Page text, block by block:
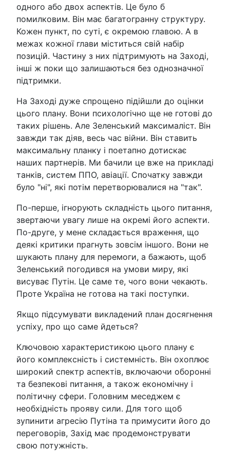
одного або двох аспектів. Це було б
помилковим. Він має багатогранну структуру.
Кожен пункт, по суті, є окремою главою. А в
межах кожної глави міститься свій набір
позицій. Частину з них підтримують на Заході,
інші ж поки що залишаються без однозначної
підтримки.
На Заході дуже спрощено підійшли до оцінки
цього плану. Вони психологічно ще не готові до
таких рішень. Але Зеленський максималіст. Він
завжди так діяв, весь час війни. Він ставить
максимальну планку і поетапно дотискає
наших партнерів. Ми бачили це вже на прикладі
танків, систем ППО, авіації. Спочатку завжди
було "ні", які потім перетворювалися на "так".
По-перше, ігнорують складність цього питання,
звертаючи увагу лише на окремі його аспекти.
По-друге, у мене складається враження, що
деякі критики прагнуть зовсім іншого. Вони не
шукають плану для перемоги, а бажають, щоб
Зеленський погодився на умови миру, які
висуває Путін. Це саме те, чого вони чекають.
Проте Україна не готова на такі поступки.
Якщо підсумувати викладений план досягнення
успіху, про що саме йдеться?
Ключовою характеристикою цього плану є
його комплексність і системність. Він охоплює
широкий спектр аспектів, включаючи оборонні
та безпекові питання, а також економічну і
політичну сфери. Головним меседжем є
необхідність прояву сили. Для того щоб
зупинити агресію Путіна та примусити його до
переговорів, Захід має продемонструвати
свою потужність.